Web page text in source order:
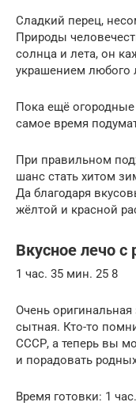
Сладкий перец,
Природы
солнца и лета, он
украшением любого
Пока ещё
самое время
При правильном
шанс стать хитом
Да благодаря
жёлтой и красной
Вкусное лечо с
1 час. 35 мин. 25 8
Очень оригинальная
сытная. Кто-то
СССР, а теперь вы
и порадовать
Время готовки: 1 час.